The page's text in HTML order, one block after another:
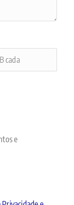
cada
e